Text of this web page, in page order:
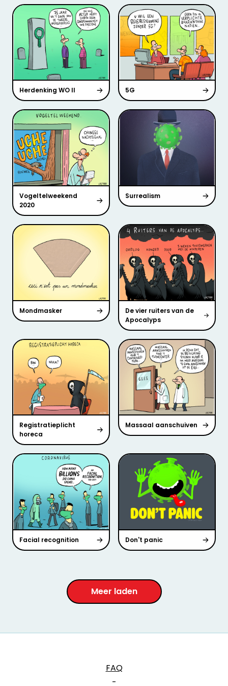
Herdenking WO II 5G
Vogeltelweekend
2020
Surrealism
Mondmasker
De vier ruiters van de
Apocalyps
Registratieplicht
horeca
Massaal aanschuiven
Facial recognition Don't panic
Meer laden
FAQ
-